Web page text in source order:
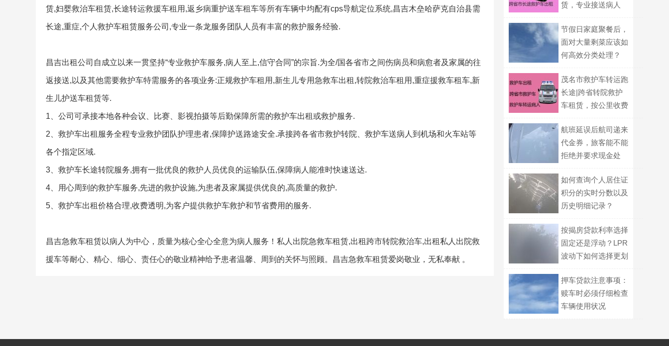
赁,妇婴救治车租赁,长途转运救援车租用,返乡病重护送车租车等所有车辆中均配有cps导航定位系统,昌吉木垒哈萨克自治县需
长途,重症,个人救护车租赁服务公司,专业一条龙服务团队人员有丰富的救护服务经验.
昌吉出租公司自成立以来一贯坚持“专业救护车服务,病人至上,信守合同”的宗旨.为全/国各省市之间伤病员和病愈者及家属的往
返接送,以及其他需要救护车特需服务的各项业务:正规救护车租用,新生儿专用急救车出租,转院救治车租用,重症援救车租车,新
生儿护送车租赁等.
1、公司可承接本地各种会议、比赛、影视拍摄等后勤保障所需的救护车出租或救护服务.
2、救护车出租服务全程专业救护团队护理患者,保障护送路途安全.承接跨各省市救护转院、救护车送病人到机场和火车站等
各个指定区域.
3、救护车长途转院服务,拥有一批优良的救护人员优良的运输队伍,保障病人能准时快速送达.
4、用心周到的救护车服务,先进的救护设施,为患者及家属提供优良的,高质量的救护.
5、救护车出租价格合理,收费透明,为客户提供救护车救护和节省费用的服务.
昌吉急救车租赁以病人为中心，质量为核心全心全意为病人服务！私人出院急救车租赁,出租跨市转院救治车,出租私人出院救
援车等耐心、精心、细心、责任心的敬业精神给予患者温馨、周到的关怀与照顾。昌吉急救车租赁爱岗敬业，无私奉献 。
赁，专业接送病人
节假日家庭聚餐后，
面对大量剩菜应该如
何高效分类处理？
茂名市救护车转运跑
长途|跨省转院救护
车租赁，按公里收费
航班延误后航司递来
代金券，旅客能不能
拒绝并要求现金处
如何查询个人居住证
积分的实时分数以及
历史明细记录？
按揭房贷款利率选择
固定还是浮动？LPR
波动下如何选择更划
押车贷款注意事项：
赎车时必须仔细检查
车辆使用状况